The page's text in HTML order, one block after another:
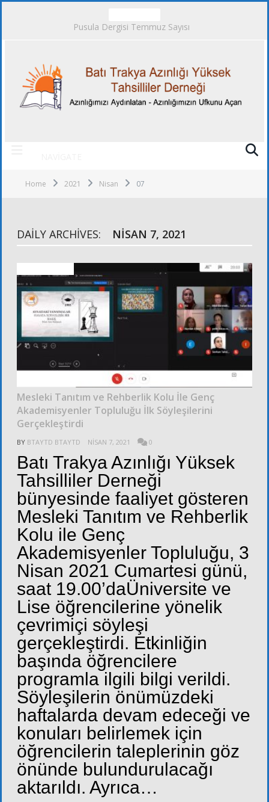
Pusula Dergisi Temmuz Sayısı
Home 2021 Nisan 07
DAILY ARCHIVES: NISAN 7, 2021
Mesleki Tanıtım ve Rehberlik Kolu İle Genç
Akademisyenler Topluluğu İlk Söyleşilerini
Gerçekleştirdi
BY BTAYTD BTAYTD NISAN 7, 2021 0
Batı Trakya Azınlığı Yüksek
Tahsilliler Derneği
bünyesinde faaliyet gösteren
Mesleki Tanıtım ve Rehberlik
Kolu ile Genç
Akademisyenler Topluluğu, 3
Nisan 2021 Cumartesi günü,
saat 19.00’daÜniversite ve
Lise öğrencilerine yönelik
çevrimiçi söyleşi
gerçekleştirdi. Etkinliğin
başında öğrencilere
programla ilgili bilgi verildi.
Söyleşilerin önümüzdeki
haftalarda devam edeceği ve
konuları belirlemek için
öğrencilerin taleplerinin göz
önünde bulundurulacağı
aktarıldı. Ayrıca…